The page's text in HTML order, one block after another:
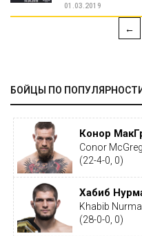
01.03.2019
←
БОЙЦЫ ПО ПОПУЛЯРНОСТИ
Конор
Conor
(22-4-0, 0)
Хабиб
Khabib
(28-0-0, 0)